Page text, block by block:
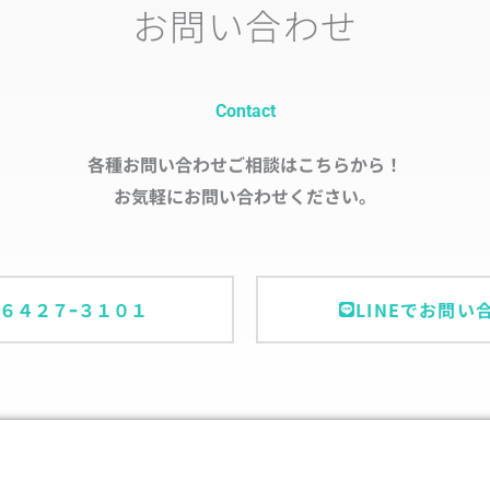
お問い合わせ
Contact
各種お問い合わせご相談はこちらから！
お気軽にお問い合わせください。
４２７ｰ３１０１ LINEでお問い